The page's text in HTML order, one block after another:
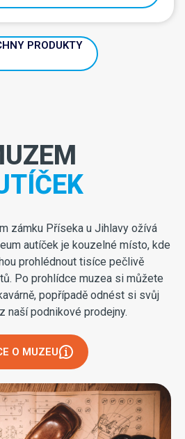
PRODUKTY
zámku Příseka u Jihlavy ožívá
autíček je kouzelné místo, kde
prohlédnout tisíce pečlivě
Po prohlídce muzea si můžete
popřípadě odnést si svůj
naší podnikové prodejny.
O MUZEU